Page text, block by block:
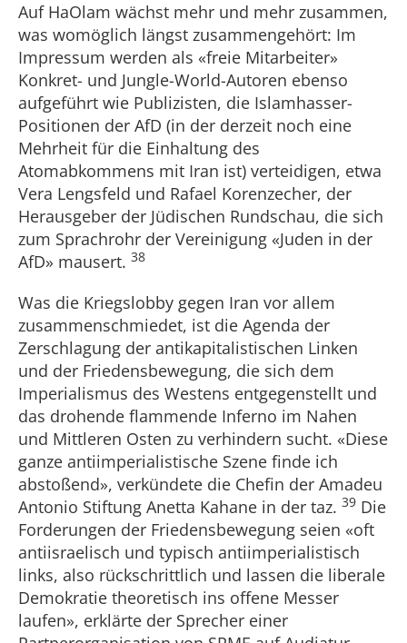
Auf HaOlam wächst mehr und mehr zusammen,
was womöglich längst zusammengehört: Im
Impressum werden als «freie Mitarbeiter»
Konkret- und Jungle-World-Autoren ebenso
aufgeführt wie Publizisten, die Islamhasser-
Positionen der AfD (in der derzeit noch eine
Mehrheit für die Einhaltung des
Atomabkommens mit Iran ist) verteidigen, etwa
Vera Lengsfeld und Rafael Korenzecher, der
Herausgeber der Jüdischen Rundschau, die sich
zum Sprachrohr der Vereinigung «Juden in der
AfD» mausert. 38
Was die Kriegslobby gegen Iran vor allem
zusammenschmiedet, ist die Agenda der
Zerschlagung der antikapitalistischen Linken
und der Friedensbewegung, die sich dem
Imperialismus des Westens entgegenstellt und
das drohende flammende Inferno im Nahen
und Mittleren Osten zu verhindern sucht. «Diese
ganze antiimperialistische Szene finde ich
abstoßend», verkündete die Chefin der Amadeu
Antonio Stiftung Anetta Kahane in der taz. 39 Die
Forderungen der Friedensbewegung seien «oft
antiisraelisch und typisch antiimperialistisch
links, also rückschrittlich und lassen die liberale
Demokratie theoretisch ins offene Messer
laufen», erklärte der Sprecher einer